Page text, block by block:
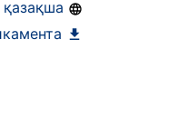
қазақша